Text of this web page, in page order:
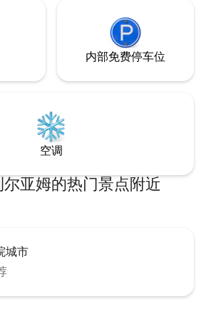
内部免费停车位
空调
亚姆的热门景点附近
城市